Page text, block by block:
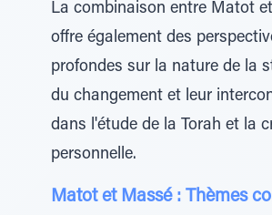
La combinaison entre Matot
offre également des
profondes sur la nature de la
du changement et leur
dans l'étude de la Torah et la
personnelle.
Matot et Massé : Thèmes